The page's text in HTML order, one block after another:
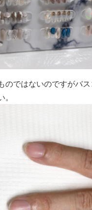
のではないのですがバ
。